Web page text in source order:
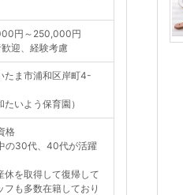
円～250,000円
迎、経験考慮
たま市浦和区岸町4-
たいよう保育園）
格
の30代、40代が活躍
を取得して復帰して
フも多数在籍しており